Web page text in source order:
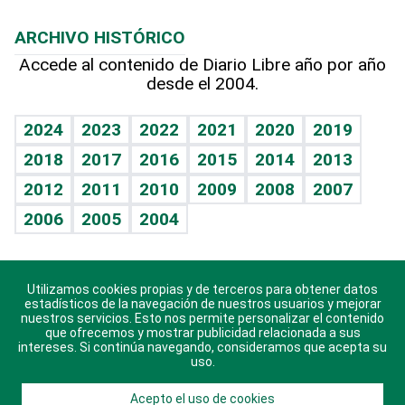
Hablando con el pediatra
Vida y familia
Eñe
Celebrando la vida
Sin complejos
En pocas palabras
Escuchando al corazón
Economía Personal
TBT Deportivo
Más firmas
Hecho en casa
Guía del dinero
Cumpleaños
Horóscopos
Crucigramas
ARCHIVO HISTÓRICO
Accede al contenido de Diario Libre año por año
desde el 2004.
2024 2023 2022 2021 2020
2019
2018
2017 2016 2015 2014
2013
2012
2011 2010 2009 2008
2007
2006
2005 2004
Descarga nuestras aplicaciones para Android, iOS y
sistema Huawei.
Utilizamos cookies propias y de terceros para obtener datos
estadísticos de la navegación de nuestros usuarios y mejorar
nuestros servicios. Esto nos permite personalizar el contenido
que ofrecemos y mostrar publicidad relacionada a sus
intereses. Si continúa navegando, consideramos que acepta su
uso.
Acepto el uso de cookies